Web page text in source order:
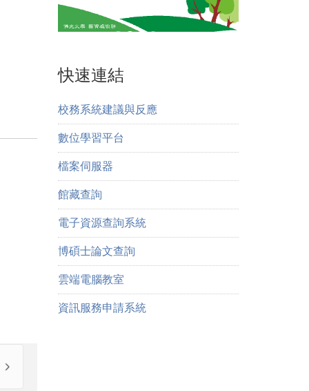
快速連結
校務系統建議與反應
數位學習平台
檔案伺服器
館藏查詢
電子資源查詢系統
博碩士論文查詢
雲端電腦教室
資訊服務申請系統